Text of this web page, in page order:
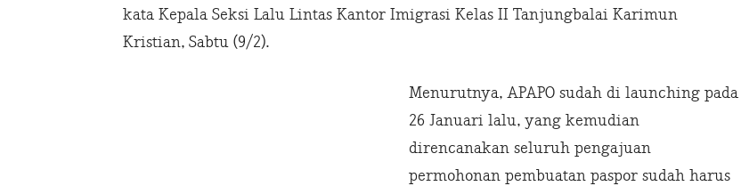
kata Kepala Seksi Lalu Lintas Kantor Imigrasi Kelas II Tanjungbalai Karimun
Kristian, Sabtu (9/2).
Menurutnya, APAPO sudah di launching pada
26 Januari lalu, yang kemudian
direncanakan seluruh pengajuan
permohonan pembuatan paspor sudah harus